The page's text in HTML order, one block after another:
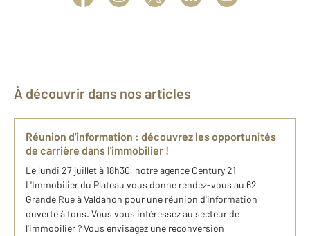
À découvrir dans nos articles
Réunion d'information : découvrez les opportunités
de carrière dans l'immobilier !
Le lundi 27 juillet à 18h30, notre agence Century 21
L'Immobilier du Plateau vous donne rendez-vous au 62
Grande Rue à Valdahon pour une réunion d'information
ouverte à tous. Vous vous intéressez au secteur de
l'immobilier ? Vous envisagez une reconversion